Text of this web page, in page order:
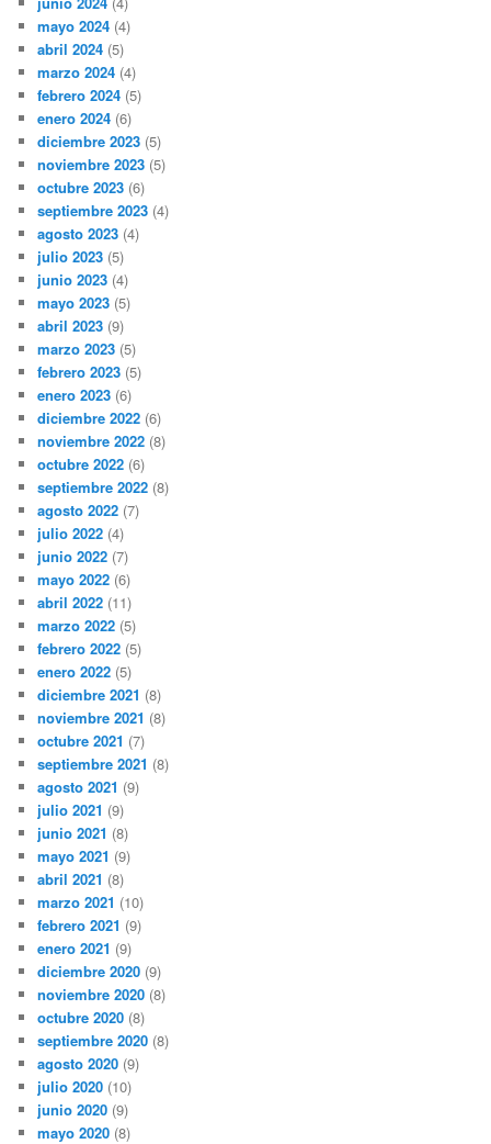
mayo 2024 (4)
abril 2024 (5)
marzo 2024 (4)
febrero 2024 (5)
enero 2024 (6)
diciembre 2023 (5)
noviembre 2023 (5)
octubre 2023 (6)
septiembre 2023 (4)
agosto 2023 (4)
julio 2023 (5)
junio 2023 (4)
mayo 2023 (5)
abril 2023 (9)
marzo 2023 (5)
febrero 2023 (5)
enero 2023 (6)
diciembre 2022 (6)
noviembre 2022 (8)
octubre 2022 (6)
septiembre 2022 (8)
agosto 2022 (7)
julio 2022 (4)
junio 2022 (7)
mayo 2022 (6)
abril 2022 (11)
marzo 2022 (5)
febrero 2022 (5)
enero 2022 (5)
diciembre 2021 (8)
noviembre 2021 (8)
octubre 2021 (7)
septiembre 2021 (8)
agosto 2021 (9)
julio 2021 (9)
junio 2021 (8)
mayo 2021 (9)
abril 2021 (8)
marzo 2021 (10)
febrero 2021 (9)
enero 2021 (9)
diciembre 2020 (9)
noviembre 2020 (8)
octubre 2020 (8)
septiembre 2020 (8)
agosto 2020 (9)
julio 2020 (10)
junio 2020 (9)
mayo 2020 (8)